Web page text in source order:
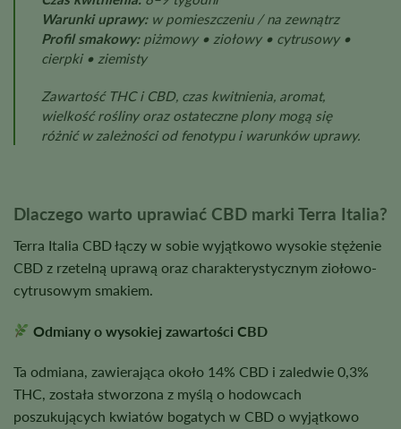
Warunki uprawy:w pomieszczeniu / na zewnątrz
Profil smakowy:piżmowy • ziołowy • cytrusowy •
cierpki • ziemisty
Zawartość THC i CBD, czas kwitnienia, aromat,
wielkość rośliny oraz ostateczne plony mogą się
różnić w zależności od fenotypu i warunków uprawy.
Dlaczego warto uprawiać CBD marki Terra Italia?
Terra Italia CBD łączy w sobie wyjątkowo wysokie stężenie
CBD z rzetelną uprawą oraz charakterystycznym ziołowo-
cytrusowym smakiem.
Odmiany o wysokiej zawartości CBD
Ta odmiana, zawierająca około 14% CBD i zaledwie 0,3%
THC, została stworzona z myślą o hodowcach
poszukujących kwiatów bogatych w CBD o wyjątkowo